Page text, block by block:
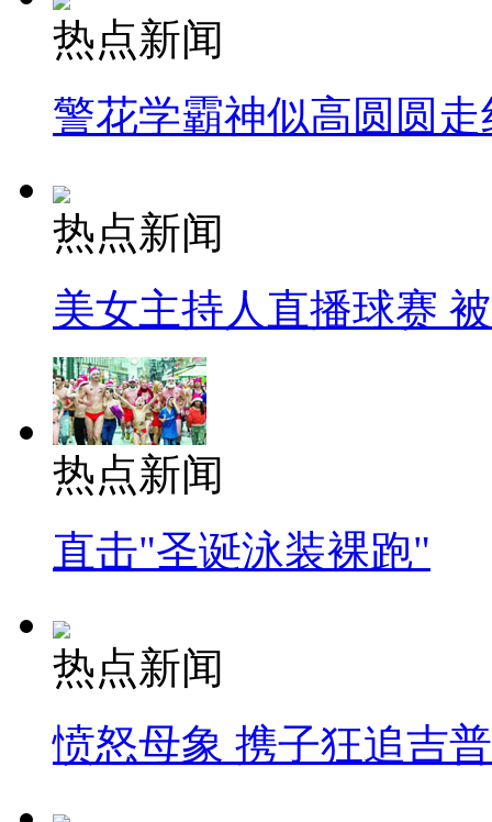
热点新闻
警花学霸神似高圆圆走
热点新闻
美女主持人直播球赛
热点新闻
直击"圣诞泳装裸跑"
热点新闻
愤怒母象 携子狂追吉